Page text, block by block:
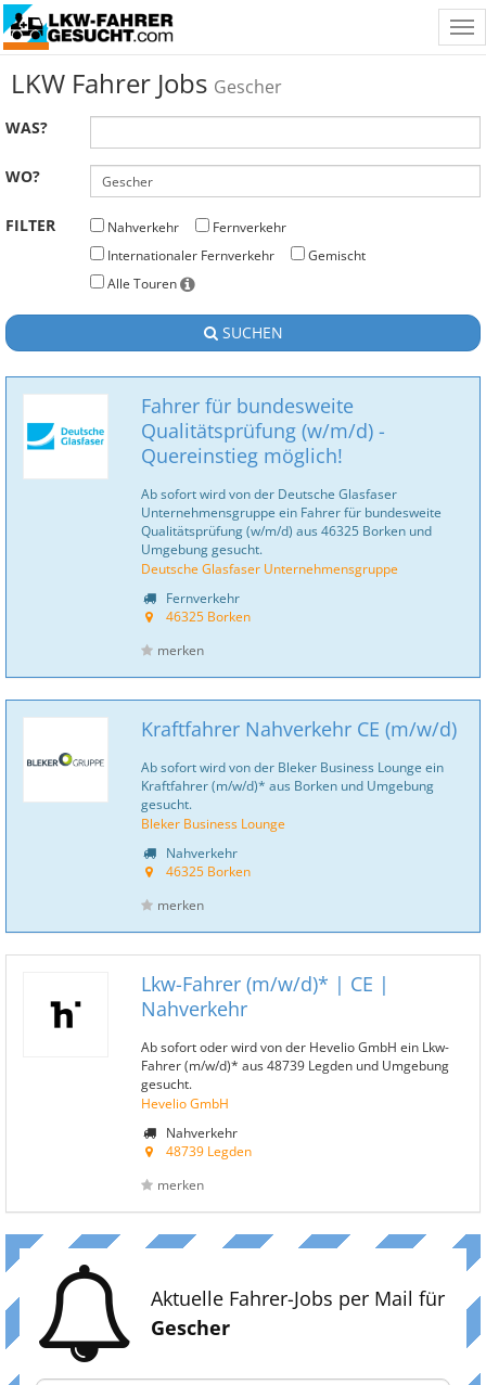
LKW Fahrer Jobs Gescher
WAS?
WO?
FILTER Nahverkehr
Fernverkehr
Internationaler Fernverkehr
Gemischt
Alle Touren
SUCHEN
Fahrer für bundesweite
Qualitätsprüfung (w/m/d) -
Quereinstieg möglich!
Ab sofort wird von der Deutsche Glasfaser
Unternehmensgruppe ein Fahrer für bundesweite
Qualitätsprüfung (w/m/d) aus 46325 Borken und
Umgebung gesucht.
Deutsche Glasfaser Unternehmensgruppe
Fernverkehr
46325 Borken
merken
Kraftfahrer Nahverkehr CE (m/w/d)
Ab sofort wird von der Bleker Business Lounge ein
Kraftfahrer (m/w/d)* aus Borken und Umgebung
gesucht.
Bleker Business Lounge
Nahverkehr
46325 Borken
merken
Lkw-Fahrer (m/w/d)* | CE |
Nahverkehr
Ab sofort oder wird von der Hevelio GmbH ein Lkw-
Fahrer (m/w/d)* aus 48739 Legden und Umgebung
gesucht.
Hevelio GmbH
Nahverkehr
48739 Legden
merken
Aktuelle Fahrer-Jobs per Mail für
Gescher